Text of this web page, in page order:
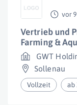
vor
Vertrieb und
Farming &
GWT
Sollenau
Vollzeit ab